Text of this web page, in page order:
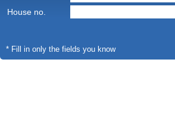
House no.
* Fill in only the fields you know